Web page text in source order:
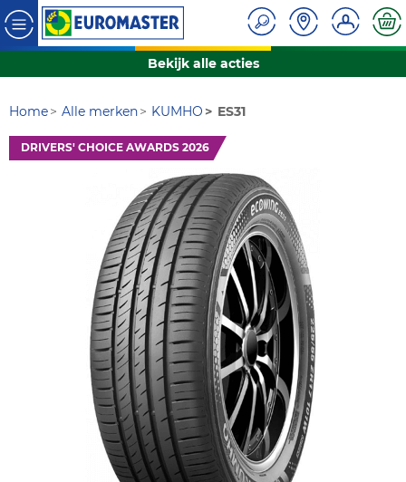
Bekijk alle acties
Home Alle merken KUMHO ES31
DRIVERS' CHOICE AWARDS 2026